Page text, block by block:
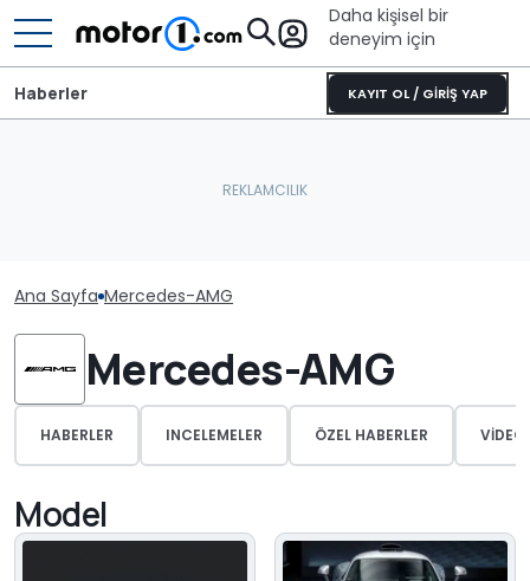
Daha kişisel bir
deneyim için
KAYIT OL / GİRİŞ YAP
Haberler
Ana Sayfa Mercedes-AMG
Mercedes-AMG
HABERLER INCELEMELER ÖZEL HABERLER
Model